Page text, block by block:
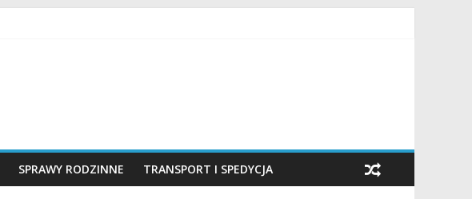
SPRAWY RODZINNE TRANSPORT I SPEDYCJA